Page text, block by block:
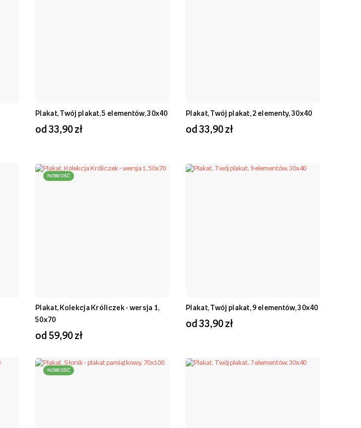
Plakat, Twój plakat, 5 elementów, 30x40
od 33,90 zł
Plakat, Twój plakat, 2 elementy, 30x40
od 33,90 zł
NOWOŚĆ
Plakat, Kolekcja Króliczek - wersja 1,
50x70
od 59,90 zł
Plakat, Twój plakat, 9 elementów, 30x40
od 33,90 zł
NOWOŚĆ